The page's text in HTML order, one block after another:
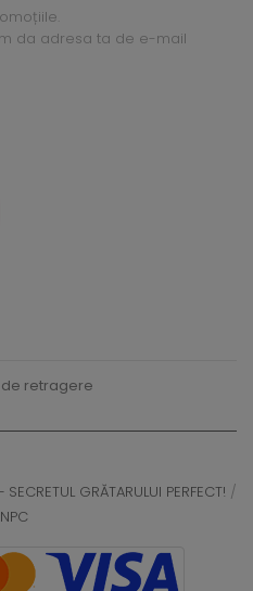
da adresa ta de e-mail
retragere
SECRETUL GRĂTARULUI PERFECT! /